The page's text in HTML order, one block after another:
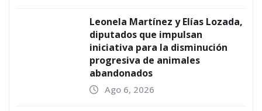
Leonela Martínez y Elías Lozada,
diputados que impulsan
iniciativa para la disminución
progresiva de animales
abandonados
Ago 6, 2026